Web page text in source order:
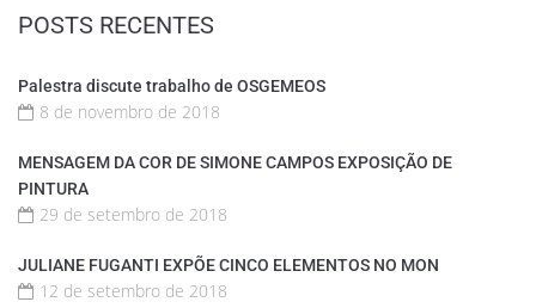
POSTS RECENTES
Palestra discute trabalho de OSGEMEOS
8 de novembro de 2018
MENSAGEM DA COR DE SIMONE CAMPOS EXPOSIÇÃO DE
PINTURA
29 de setembro de 2018
JULIANE FUGANTI EXPÕE CINCO ELEMENTOS NO MON
12 de setembro de 2018